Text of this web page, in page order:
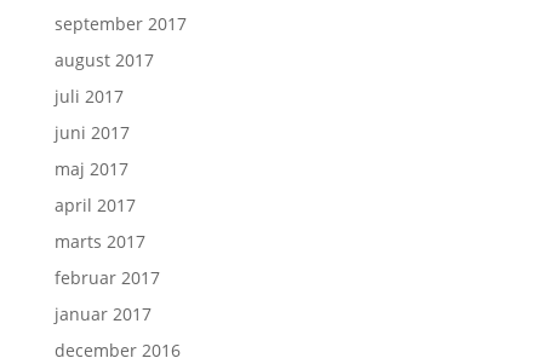
september 2017
august 2017
juli 2017
juni 2017
maj 2017
april 2017
marts 2017
februar 2017
januar 2017
december 2016